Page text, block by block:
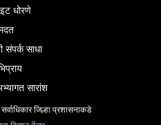
धोरणे
संपर्क साधा
सारांश
जिल्हा प्रशासनाकडे